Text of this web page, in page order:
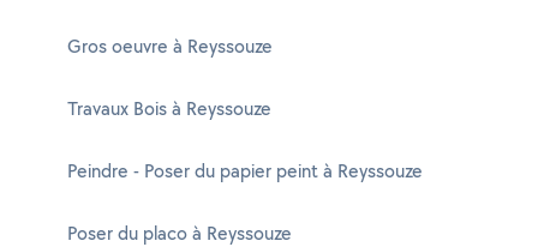
Gros oeuvre à Reyssouze
Travaux Bois à Reyssouze
Peindre - Poser du papier peint à Reyssouze
Poser du placo à Reyssouze